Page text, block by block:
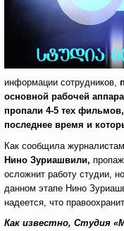
информации сотрудников,
основной рабочей
пропали 4-5 тех
последнее время и
Как сообщила
Нино Зуриашвили,
осложнит работу студии,
данном этапе Нино
надеется, что
Как известно, Студия